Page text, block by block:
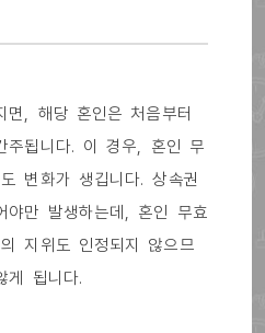
면, 해당 혼인은 처음부터
주됩니다. 이 경우, 혼인 무
변화가 생깁니다. 상속권
야만 발생하는데, 혼인 무효
지위도 인정되지 않으므
게 됩니다.